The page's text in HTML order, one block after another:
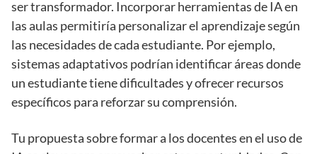
ser transformador. Incorporar herramientas de IA en
las aulas permitiría personalizar el aprendizaje según
las necesidades de cada estudiante. Por ejemplo,
sistemas adaptativos podrían identificar áreas donde
un estudiante tiene dificultades y ofrecer recursos
específicos para reforzar su comprensión.
Tu propuesta sobre formar a los docentes en el uso de